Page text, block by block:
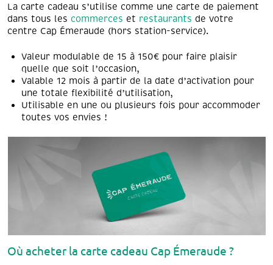
La carte cadeau s’utilise comme une carte de paiement
dans tous lescommerces et restaurantsde votre
centre Cap Émeraude (hors station-service).
Valeur modulable de 15 à 150€ pour faire plaisir
quelle que soit l’occasion,
Valable 12 mois à partir de la date d’activation pour
une totale flexibilité d’utilisation,
Utilisable en une ou plusieurs fois pour accommoder
toutes vos envies !
Où acheter la carte cadeau Cap Émeraude ?